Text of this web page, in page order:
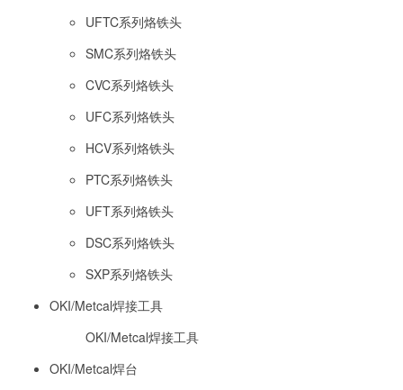
UFTC系列烙铁头
SMC系列烙铁头
CVC系列烙铁头
UFC系列烙铁头
HCV系列烙铁头
PTC系列烙铁头
UFT系列烙铁头
DSC系列烙铁头
SXP系列烙铁头
OKI/Metcal焊接工具
OKI/Metcal焊接工具
OKI/Metcal焊台